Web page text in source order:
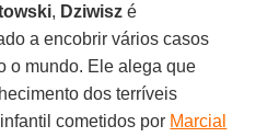
, Dziwisz é
a encobrir vários casos
o mundo. Ele alega que
dos terríveis
cometidos por Marcial